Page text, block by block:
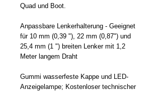
Quad und Boot.
Anpassbare Lenkerhalterung - Geeignet
für 10 mm (0,39 "), 22 mm (0,87") und
25,4 mm (1 ") breiten Lenker mit 1,2
Meter langem Draht
Gummi wasserfeste Kappe und LED-
Anzeigelampe; Kostenloser technischer